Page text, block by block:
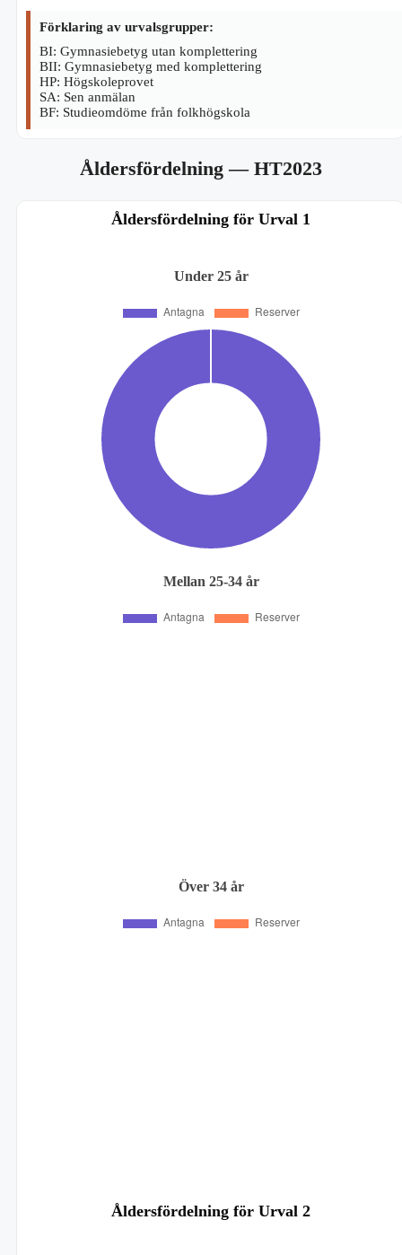
Förklaring av urvalsgrupper:
BI: Gymnasiebetyg utan komplettering
BII: Gymnasiebetyg med komplettering
HP: Högskoleprovet
SA: Sen anmälan
BF: Studieomdöme från folkhögskola
Åldersfördelning— HT2023
Åldersfördelning för Urval 1
Under 25 år
Mellan 25-34 år
Över 34 år
Åldersfördelning för Urval 2